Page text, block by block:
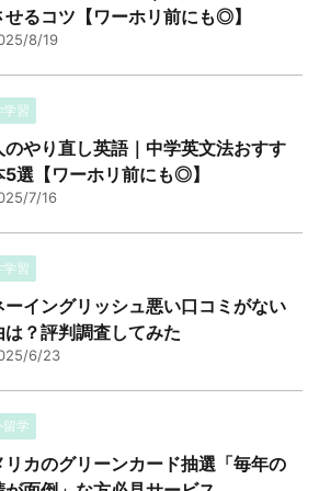
せるコツ【ワーホリ前にも◎】
8/19
習
のやり直し英語｜中学英文法おすす
5選【ワーホリ前にも◎】
7/16
習
ーイングリッシュ悪い口コミがない
は？評判調査してみた
6/23
学
リカのグリーンカード抽選「毎年の